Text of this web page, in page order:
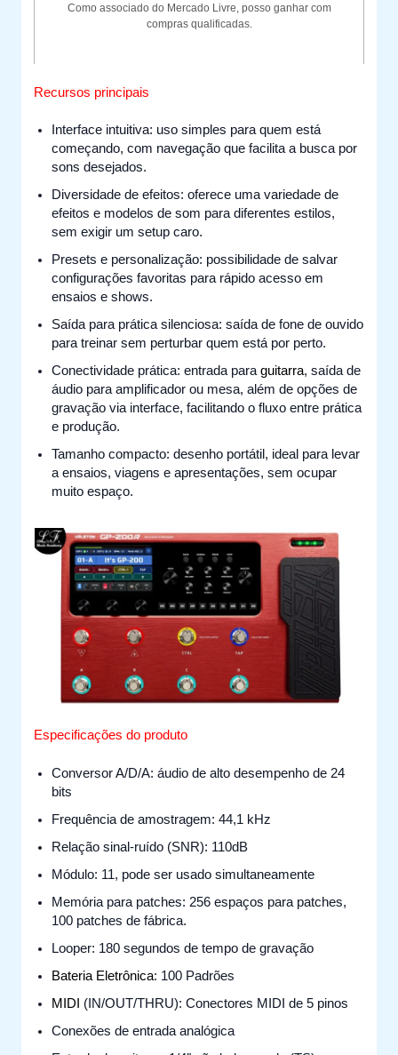
Como associado do Mercado Livre, posso ganhar com
compras qualificadas.
Recursos principais
Interface intuitiva: uso simples para quem está
começando, com navegação que facilita a busca por
sons desejados.
Diversidade de efeitos: oferece uma variedade de
efeitos e modelos de som para diferentes estilos,
sem exigir um setup caro.
Presets e personalização: possibilidade de salvar
configurações favoritas para rápido acesso em
ensaios e shows.
Saída para prática silenciosa: saída de fone de ouvido
para treinar sem perturbar quem está por perto.
Conectividade prática: entrada paraguitarra, saída de
áudio para amplificador ou mesa, além de opções de
gravação via interface, facilitando o fluxo entre prática
e produção.
Tamanho compacto: desenho portátil, ideal para levar
a ensaios, viagens e apresentações, sem ocupar
muito espaço.
Especificações do produto
Conversor A/D/A: áudio de alto desempenho de 24
bits
Frequência de amostragem: 44,1 kHz
Relação sinal-ruído (SNR): 110dB
Módulo: 11, pode ser usado simultaneamente
Memória para patches: 256 espaços para patches,
100 patches de fábrica.
Looper: 180 segundos de tempo de gravação
Bateria Eletrônica: 100 Padrões
MIDI
(IN/OUT/THRU): Conectores MIDI de 5 pinos
Conexões de entrada analógica